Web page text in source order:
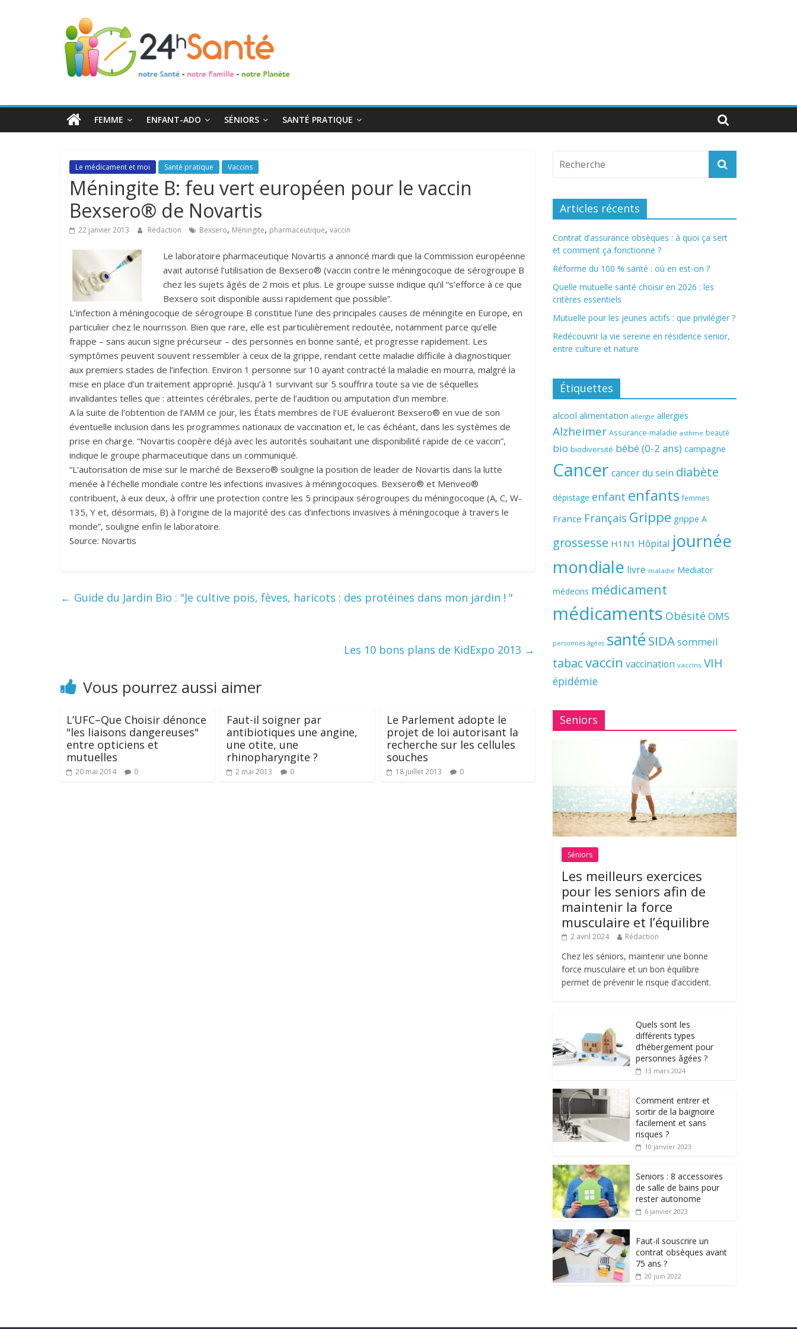
24h
Santé
toute
FEMME ENFANT-ADO SÉNIORS SANTÉ PRATIQUE
Le médicament et moi Santé pratique Vaccins
Méningite B: feu vert européen pour le vaccin
Bexsero® de Novartis
22 janvier 2013 Rédaction Bexsero, Méningite, pharmaceutique, vaccin
Le laboratoire pharmaceutique Novartis a annoncé mardi que la Commission européenne
avait autorisé l’utilisation de Bexsero® (vaccin contre le méningocoque de sérogroupe B
chez les sujets âgés de 2 mois et plus. Le groupe suisse indique qu’il “s’efforce à ce que
Bexsero soit disponible aussi rapidement que possible”.
L’infection à méningocoque de sérogroupe B constitue l’une des principales causes de méningite en Europe, en
particulier chez le nourrisson. Bien que rare, elle est particulièrement redoutée, notamment parce qu’elle
frappe – sans aucun signe précurseur – des personnes en bonne santé, et progresse rapidement. Les
symptômes peuvent souvent ressembler à ceux de la grippe, rendant cette maladie difficile à diagnostiquer
aux premiers stades de l’infection. Environ 1 personne sur 10 ayant contracté la maladie en mourra, malgré la
mise en place d’un traitement approprié. Jusqu’à 1 survivant sur 5 souffrira toute sa vie de séquelles
invalidantes telles que : atteintes cérébrales, perte de l’audition ou amputation d’un membre.
A la suite de l’obtention de l’AMM ce jour, les États membres de l’UE évalueront Bexsero® en vue de son
éventuelle inclusion dans les programmes nationaux de vaccination et, le cas échéant, dans les systèmes de
prise en charge. “Novartis coopère déjà avec les autorités souhaitant une disponibilité rapide de ce vaccin”,
indique le groupe pharmaceutique dans un communiqué.
“L’autorisation de mise sur le marché de Bexsero® souligne la position de leader de Novartis dans la lutte
menée à l’échelle mondiale contre les infections invasives à méningocoques. Bexsero® et Menveo®
contribuent, à eux deux, à offrir une protection contre les 5 principaux sérogroupes du méningocoque (A, C, W-
135, Y et, désormais, B) à l’origine de la majorité des cas d’infections invasives à méningocoque à travers le
monde”, souligne enfin le laboratoire.
Source: Novartis
← Guide du Jardin Bio : "Je cultive pois, fèves, haricots : des protéines dans mon jardin ! "
Les 10 bons plans de KidExpo 2013 →
Vous pourrez aussi aimer
L’UFC–Que Choisir dénonce
"les liaisons dangereuses"
entre opticiens et
mutuelles
20 mai 2014 0
Faut-il soigner par
antibiotiques une angine,
une otite, une
rhinopharyngite ?
2 mai 2013 0
Le Parlement adopte le
projet de loi autorisant la
recherche sur les cellules
souches
18 juillet 2013 0
Articles récents
Contrat d’assurance obsèques : à quoi ça sert
et comment ça fonctionne ?
Réforme du 100 % santé : où en est-on ?
Quelle mutuelle santé choisir en 2026 : les
critères essentiels
Mutuelle pour les jeunes actifs : que privilégier ?
Redécouvrir la vie sereine en résidence senior,
entre culture et nature
Étiquettes
alcool alimentation allergie allergies
Alzheimer Assurance-maladie asthme beauté
bio biodiversité bébé (0-2 ans) campagne
Cancer cancer du sein diabète
dépistage enfant enfants femmes
France Français Grippe grippe A
grossesse H1N1 Hôpital journée
mondiale livre maladie Mediator
médecins médicament
médicaments Obésité OMS
personnes âgées santé SIDAsommeil
tabacvaccin vaccination vaccins VIH
épidémie
Seniors
Séniors
Les meilleurs exercices
pour les seniors afin de
maintenir la force
musculaire et l’équilibre
2 avril 2024 Rédaction
Chez les séniors, maintenir une bonne
force musculaire et un bon équilibre
permet de prévenir le risque d’accident.
Quels sont les
différents types
d’hébergement pour
personnes âgées ?
13 mars 2024
Comment entrer et
sortir de la baignoire
facilement et sans
risques ?
10 janvier 2023
Seniors : 8 accessoires
de salle de bains pour
rester autonome
6 janvier 2023
Faut-il souscrire un
contrat obsèques avant
75 ans ?
20 juin 2022